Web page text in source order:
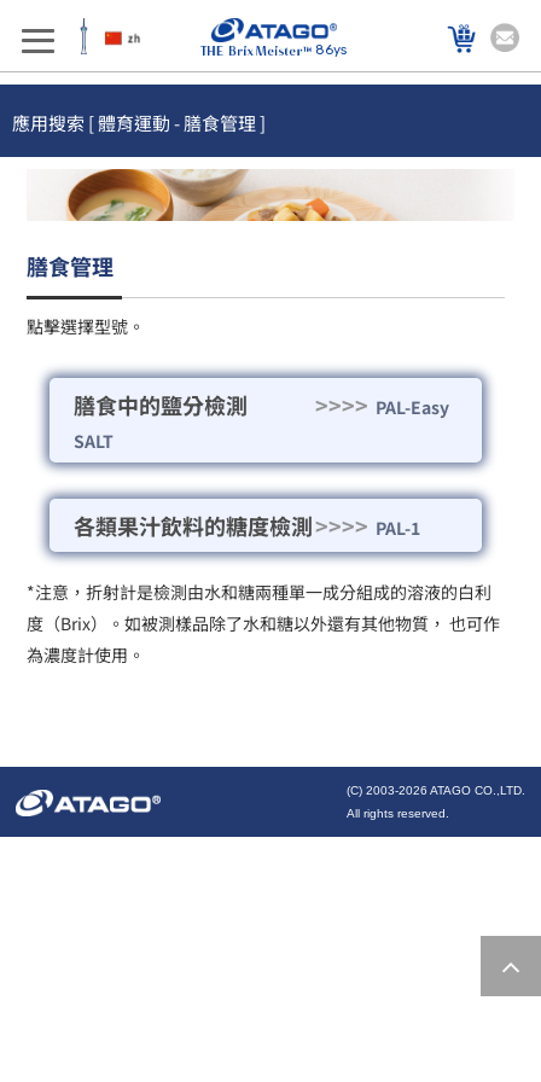
86ys
應用搜索 [ 體育運動 - 膳食管理 ]
膳食管理
點擊選擇型號。
膳食中的鹽分檢測 >>>> PAL-Easy
SALT
各類果汁飲料的糖度檢測>>>> PAL-1
*注意，折射計是檢測由水和糖兩種單一成分組成的溶液的白利
度（Brix）。如被測樣品除了水和糖以外還有其他物質， 也可作
為濃度計使用。
(C) 2003-2026 ATAGO CO.,LTD.
All rights reserved.